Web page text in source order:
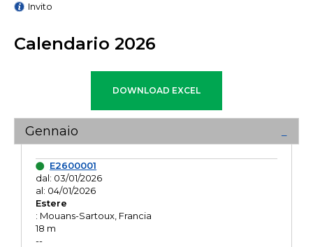
Invito
Calendario 2026
Gennaio
E2600001
dal: 03/01/2026
al: 04/01/2026
Estere
: Mouans-Sartoux, Francia
18 m
--